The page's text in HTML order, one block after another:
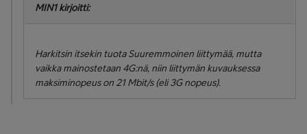
MIN1 kirjoitti:
Harkitsin itsekin tuota Suuremmoinen liittymää, mutta
vaikka mainostetaan 4G:nä, niin liittymän kuvauksessa
maksiminopeus on 21 Mbit/s (eli 3G nopeus).